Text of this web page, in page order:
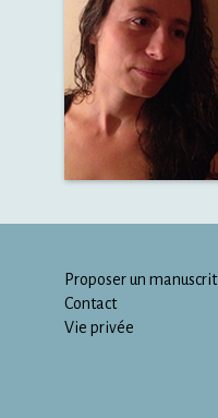
Proposer un manuscrit
Contact
Vie privée